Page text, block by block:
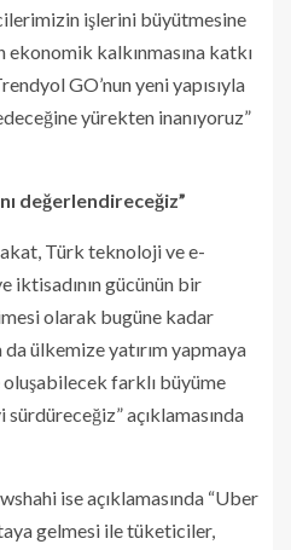
işlerini büyütmesine
kalkınmasına katkı
GO’nun yeni yapısıyla
yürekten inanıyoruz”
değerlendireceğiz”
Türk teknoloji ve e-
gücünün bir
olarak bugüne kadar
ülkemize yatırım yapmaya
farklı büyüme
açıklamasında
ise açıklamasında “Uber
gelmesi ile tüketiciler,